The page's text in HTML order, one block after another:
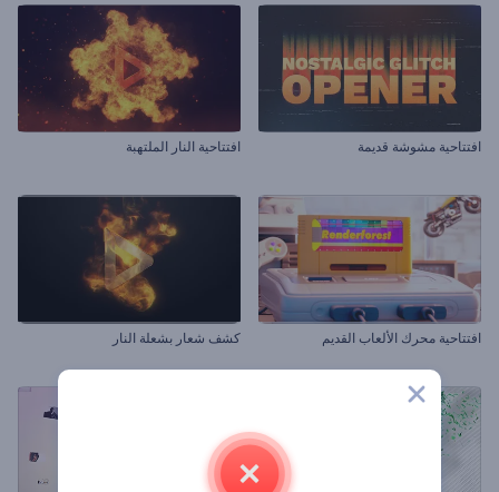
افتتاحية مشوشة قديمة افتتاحية النار الملتهبة
افتتاحية محرك الألعاب القديم كشف شعار بشعلة النار